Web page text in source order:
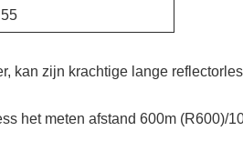
kan zijn krachtige lange
het meten afstand 600m (R600)/